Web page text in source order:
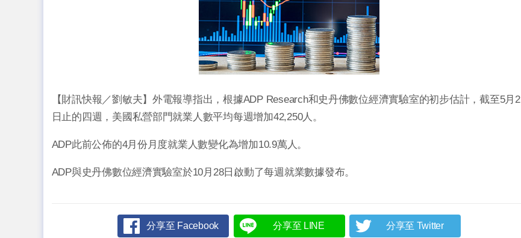
【財訊快報／劉敏夫】外電報導指出，根據ADP Research和史丹佛數位經濟實驗室的初步估計，截至5月2
日止的四週，美國私營部門就業人數平均每週增加42,250人。
ADP此前公佈的4月份月度就業人數變化為增加10.9萬人。
ADP與史丹佛數位經濟實驗室於10月28日啟動了每週就業數據發布。
分享至 Facebook 分享至 LINE 分享至 Twitter